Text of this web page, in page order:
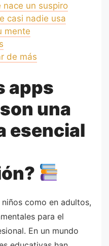
nace un suspiro
casi nadie usa
mente
de más
apps
una
esencial
como en adultos,
para el
En un mundo